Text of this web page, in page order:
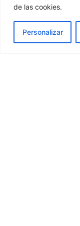
de las cookies.
Personalizar